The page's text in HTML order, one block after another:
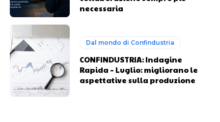
necessaria
Dal mondo di Confindustria
CONFINDUSTRIA: Indagine
Rapida – Luglio: migliorano le
aspettative sulla produzione